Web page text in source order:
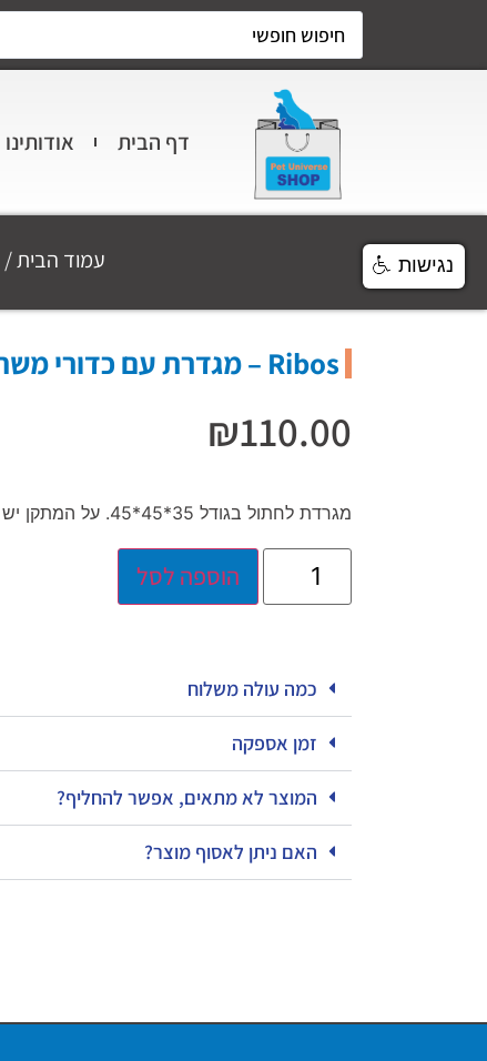
דף הבית אודותינו
עמוד הבית/
Ribos – מגדרת עם כדורי משחק לחתול
₪110.00
מגרדת לחתול בגודל 35*45*45. על המתקן יש מוט ועליו כדורי משחק צבעוניים.
הוספה לסל
כמה עולה משלוח
זמן אספקה
המוצר לא מתאים, אפשר להחליף?
האם ניתן לאסוף מוצר?
נגישות